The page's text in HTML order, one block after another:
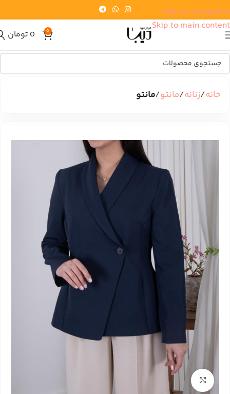
Skip to navigation
Skip to main content
0
0 تومان
خانه زنانه مانتو مانتو
بزرگنمایی تصویر